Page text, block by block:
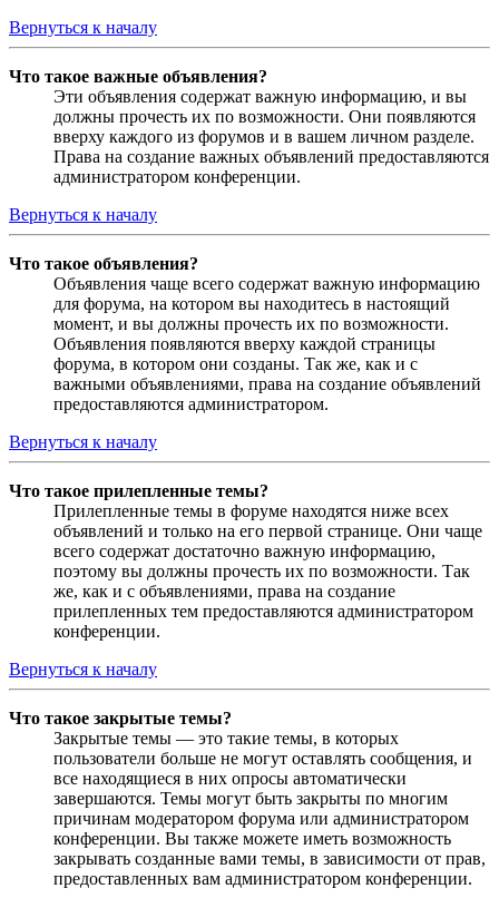
Вернуться к началу
Что такое важные объявления?
Эти объявления содержат важную информацию, и вы
должны прочесть их по возможности. Они появляются
вверху каждого из форумов и в вашем личном разделе.
Права на создание важных объявлений предоставляются
администратором конференции.
Вернуться к началу
Что такое объявления?
Объявления чаще всего содержат важную информацию
для форума, на котором вы находитесь в настоящий
момент, и вы должны прочесть их по возможности.
Объявления появляются вверху каждой страницы
форума, в котором они созданы. Так же, как и с
важными объявлениями, права на создание объявлений
предоставляются администратором.
Вернуться к началу
Что такое прилепленные темы?
Прилепленные темы в форуме находятся ниже всех
объявлений и только на его первой странице. Они чаще
всего содержат достаточно важную информацию,
поэтому вы должны прочесть их по возможности. Так
же, как и с объявлениями, права на создание
прилепленных тем предоставляются администратором
конференции.
Вернуться к началу
Что такое закрытые темы?
Закрытые темы — это такие темы, в которых
пользователи больше не могут оставлять сообщения, и
все находящиеся в них опросы автоматически
завершаются. Темы могут быть закрыты по многим
причинам модератором форума или администратором
конференции. Вы также можете иметь возможность
закрывать созданные вами темы, в зависимости от прав,
предоставленных вам администратором конференции.